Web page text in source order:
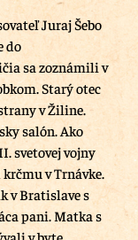
Juraj Šebo
do
sa zoznámili v
Starý otec
v Žiline.
salón. Ako
svetovej vojny
v Trnávke.
v Bratislave s
pani. Matka s
v byte